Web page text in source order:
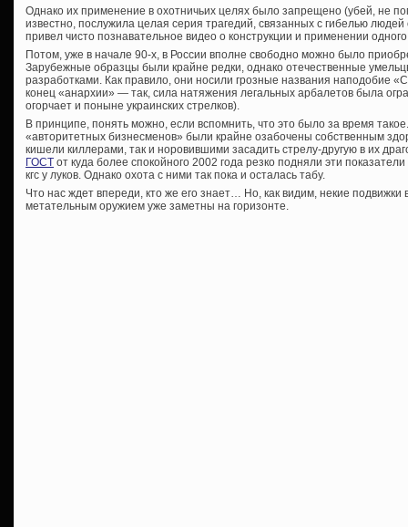
Однако их применение в охотничьих целях было запрещено (убей, не
известно, послужила целая серия трагедий, связанных с гибелью
привел чисто познавательное видео о конструкции и применении одного
Потом, уже в начале 90-х, в России вполне свободно можно было
Зарубежные образцы были крайне редки, однако отечественные
разработками. Как правило, они носили грозные названия наподобие
конец «анархии» — так, сила натяжения легальных арбалетов была
огорчает и поныне украинских стрелков).
В принципе, понять можно, если вспомнить, что это было за время
«авторитетных бизнесменов» были крайне озабочены собственным
кишели киллерами, так и норовившими засадить стрелу-другую в их
ГОСТ от куда более спокойного 2002 года резко подняли эти
кгс у луков. Однако охота с ними так пока и осталась табу.
Что нас ждет впереди, кто же его знает… Но, как видим, некие
метательным оружием уже заметны на горизонте.